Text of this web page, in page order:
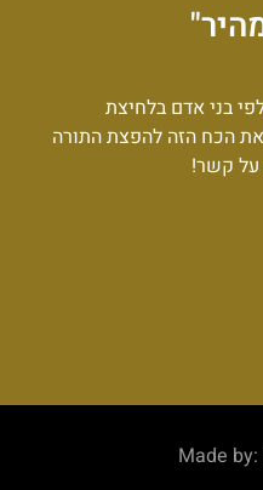
בני אדם בלחיצת
הכח הזה להפצת התורה
על קשר!
Made by: